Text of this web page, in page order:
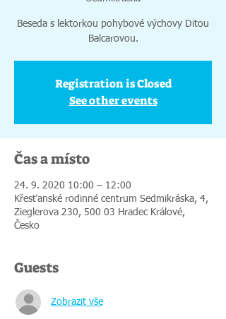
Beseda s ​lektorkou pohybové výchovy Ditou
Balcarovou.
Registration is Closed
See other events
Čas a místo
24. 9. 2020 10:00 – 12:00
Křesťanské rodinné centrum Sedmikráska, 4,
Zieglerova 230, 500 03 Hradec Králové,
Česko
Guests
Zobrazit vše